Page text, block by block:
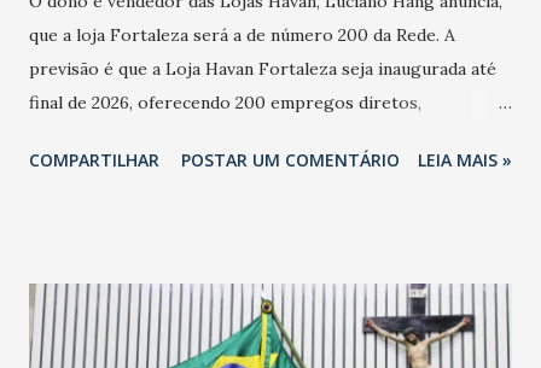
que a loja Fortaleza será a de número 200 da Rede. A
previsão é que a Loja Havan Fortaleza seja inaugurada até
final de 2026, oferecendo 200 empregos diretos,
Havan Fortaleza ainda não foi anunciada oficialmente, mas
COMPARTILHAR POSTAR UM COMENTÁRIO LEIA MAIS »